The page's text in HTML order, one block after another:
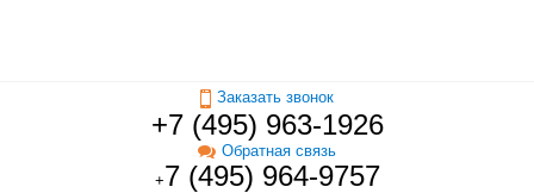
Заказать звонок
+7 (495) 963-1926
Обратная связь
+7 (495) 964-9757